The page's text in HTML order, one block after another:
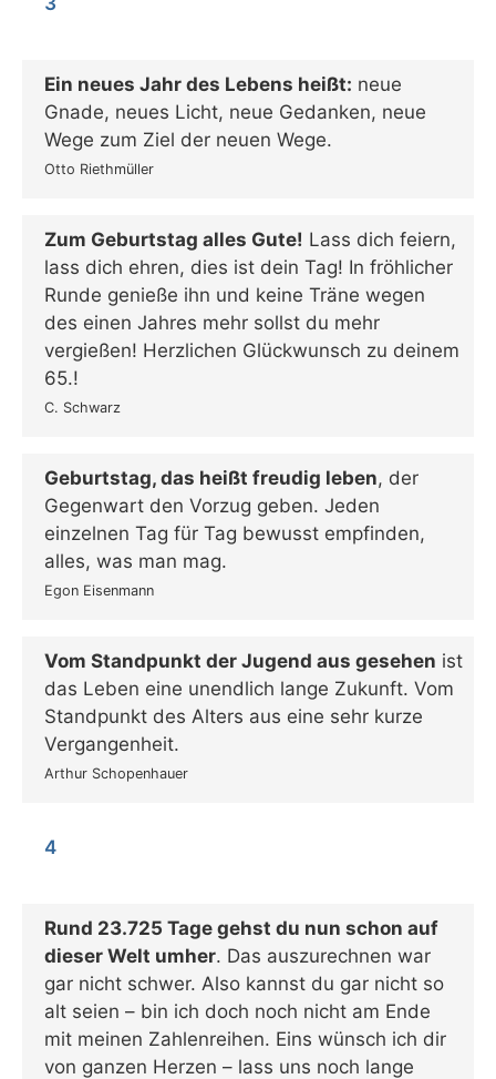
Ein neues Jahr des Lebens heißt: neue
Gnade, neues Licht, neue Gedanken, neue
Wege zum Ziel der neuen Wege.
Otto Riethmüller
Zum Geburtstag alles Gute! Lass dich feiern,
lass dich ehren, dies ist dein Tag! In fröhlicher
Runde genieße ihn und keine Träne wegen
des einen Jahres mehr sollst du mehr
vergießen! Herzlichen Glückwunsch zu deinem
65.!
C. Schwarz
Geburtstag, das heißt freudig leben, der
Gegenwart den Vorzug geben. Jeden
einzelnen Tag für Tag bewusst empfinden,
alles, was man mag.
Egon Eisenmann
Vom Standpunkt der Jugend aus gesehen ist
das Leben eine unendlich lange Zukunft. Vom
Standpunkt des Alters aus eine sehr kurze
Vergangenheit.
Arthur Schopenhauer
4
Rund 23.725 Tage gehst du nun schon auf
dieser Welt umher. Das auszurechnen war
gar nicht schwer. Also kannst du gar nicht so
alt seien – bin ich doch noch nicht am Ende
mit meinen Zahlenreihen. Eins wünsch ich dir
von ganzen Herzen – lass uns noch lange